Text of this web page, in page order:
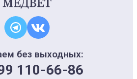
без выходных:
110-66-86